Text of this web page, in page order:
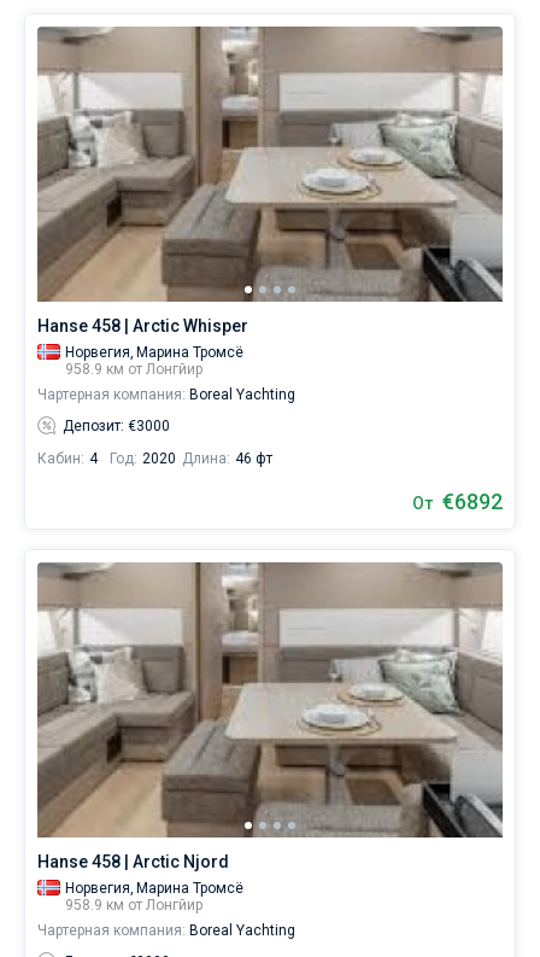
Hanse 458 | Arctic Whisper
Норвегия, Марина Тромсё
958.9 км от Лонгйир
Чартерная компания: Boreal Yachting
Депозит: €3000
Кабин: 4 Год: 2020 Длина: 46 фт
От €6892
Hanse 458 | Arctic Njord
Норвегия, Марина Тромсё
958.9 км от Лонгйир
Чартерная компания: Boreal Yachting